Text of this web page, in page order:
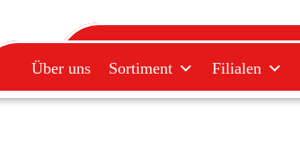
Über uns
Sortiment Filialen